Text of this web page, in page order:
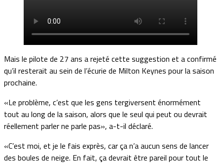
Mais le pilote de 27 ans a rejeté cette suggestion et a confirmé
qu’il resterait au sein de l’écurie de Milton Keynes pour la saison
prochaine.
«Le problème, c’est que les gens tergiversent énormément
tout au long de la saison, alors que le seul qui peut ou devrait
réellement parler ne parle pas», a-t-il déclaré.
«C’est moi, et je le fais exprès, car ça n’a aucun sens de lancer
des boules de neige. En fait, ça devrait être pareil pour tout le